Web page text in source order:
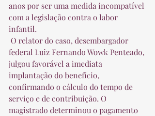
anos por ser uma medida incompatível
com a legislação contra o labor
infantil.
federal Luiz Fernando Wowk Penteado,
julgou favorável a imediata
implantação do benefício,
confirmando o cálculo do tempo de
serviço e de contribuição. O
magistrado determinou o pagamento